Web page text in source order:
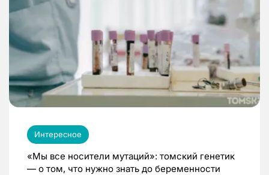
Интересное
«Мы все носители мутаций»: томский генетик
— о том, что нужно знать до беременности